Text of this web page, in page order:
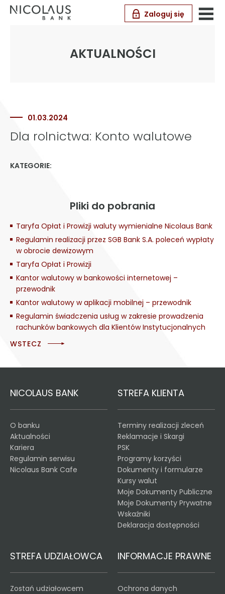
Zaloguj się
AKTUALNOŚCI
01.03.2024
Dla rolnictwa: Konto walutowe
KATEGORIE:
Pliki do pobrania
Taryfa Opłat i Prowizji waluty wymienialne Nicolaus Bank
Regulamin realizacji przez SGB Bank S.A. poleceń wypłaty
w obrocie dewizowym
Taryfa Opłat i Prowizji
Kantor walutowy w bankowości internetowej –
przewodnik
Kantor walutowy w aplikacji mobilnej – przewodnik
Regulamin świadczenia usług w zakresie prowadzenia
rachunków bankowych dla Klientów Instytucjonalnych
WSTECZ
NICOLAUS BANK
O banku
Aktualności
Kariera
Regulamin serwisu
Nicolaus Bank Cafe
STREFA KLIENTA
Terminy realizacji zleceń
Reklamacje i Skargi
PSK
Programy korzyści
Dokumenty i formularze
Kursy walut
Moje Dokumenty Publiczne
Moje Dokumenty Prywatne
Wskaźniki
Deklaracja dostępności
STREFA UDZIAŁOWCA
Zostań udziałowcem
INFORMACJE PRAWNE
Ochrona danych